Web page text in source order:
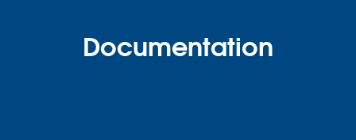
Documentation